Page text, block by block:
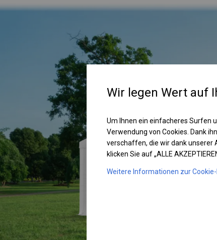
Wir legen Wert auf
Um Ihnen ein einfacheres Surfen
Verwendung von Cookies. Dank
verschaffen, die wir dank unserer
klicken Sie auf „ALLE
Weitere Informationen zur